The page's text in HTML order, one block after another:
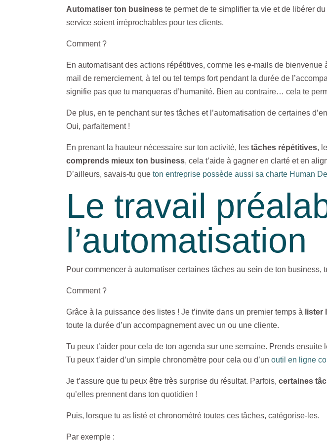
Automatiser ton businesste permet de te simplifier ta vie et de libérer
service soient irréprochables pour tes clients.
Comment ?
En automatisant des actions répétitives, comme les e-mails de
mail de remerciement, à tel ou tel temps fort pendant la durée de
signifie pas que tu manqueras d’humanité. Bien au contraire… cela te
De plus, en te penchant sur tes tâches et l’automatisation de certaines
Oui, parfaitement !
En prenant la hauteur nécessaire sur ton activité, lestâches répétitives,
comprends mieux ton business, cela t’aide à gagner en clarté et en
D’ailleurs, savais-tu queton entreprise possède aussi sa charte Human
Le travail
l’automatisation
Pour commencer à automatiser certaines tâches au sein de ton business,
Comment ?
Grâce à la puissance des listes ! Je t’invite dans un premier temps à lister
toute la durée d’un accompagnement avec un ou une cliente.
Tu peux t’aider pour cela de ton agenda sur une semaine. Prends
Tu peux t’aider d’un simple chronomètre pour cela ou d’un outil en ligne
Je t’assure que tu peux être très surprise du résultat. Parfois,certaines
qu’elles prennent dans ton quotidien !
Puis, lorsque tu as listé et chronométré toutes ces tâches, catégorise-les.
Par exemple :